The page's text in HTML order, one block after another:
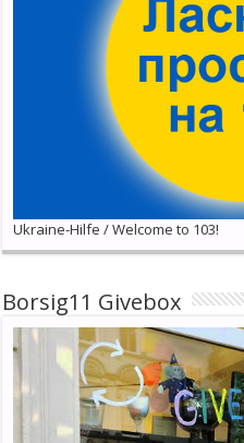
Ukraine-Hilfe / Welcome to 103!
Borsig11 Givebox